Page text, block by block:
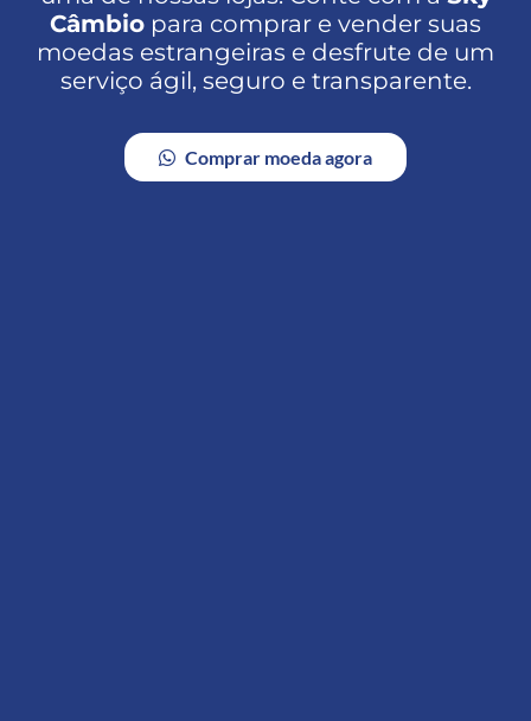
Câmbio para comprar e vender suas
moedas estrangeiras e desfrute de um
serviço ágil, seguro e transparente.
Comprar moeda agora